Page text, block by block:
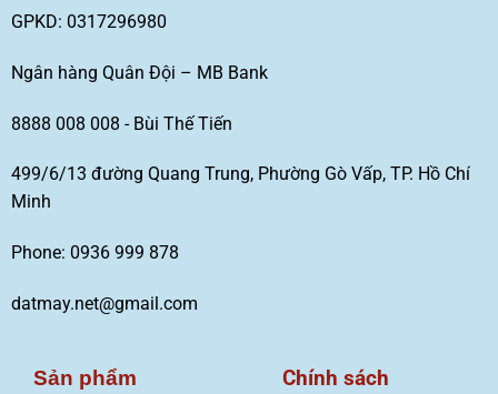
GPKD: 0317296980
Ngân hàng Quân Đội – MB Bank
8888 008 008 - Bùi Thế Tiến
499/6/13 đường Quang Trung, Phường Gò Vấp, TP. Hồ Chí
Minh
Phone: 0936 999 878
datmay.net@gmail.com
Sản phẩm Chính sách